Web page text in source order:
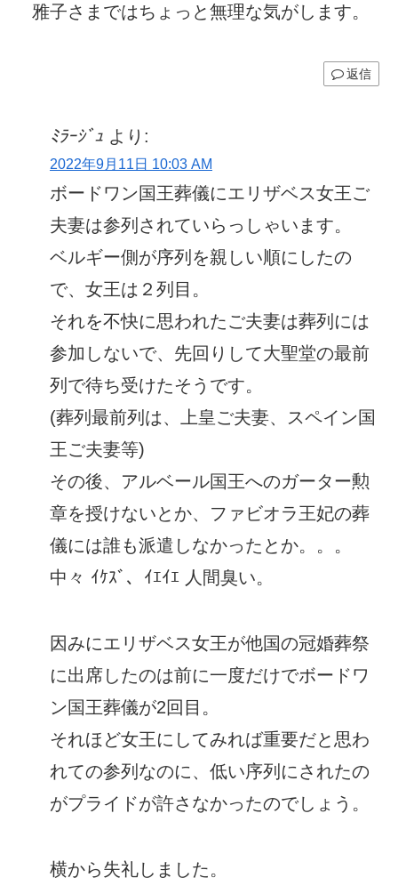
雅子さまではちょっと無理な気がします。
返信
ﾐﾗｰｼﾞｭ より:
2022年9月11日 10:03 AM
ボードワン国王葬儀にエリザベス女王ご
夫妻は参列されていらっしゃいます。
ベルギー側が序列を親しい順にしたの
で、女王は２列目。
それを不快に思われたご夫妻は葬列には
参加しないで、先回りして大聖堂の最前
列で待ち受けたそうです。
(葬列最前列は、上皇ご夫妻、スペイン国
王ご夫妻等)
その後、アルベール国王へのガーター勲
章を授けないとか、ファビオラ王妃の葬
儀には誰も派遣しなかったとか。。。
中々 ｲｹｽﾞ、ｲｴｲｴ 人間臭い。
因みにエリザベス女王が他国の冠婚葬祭
に出席したのは前に一度だけでボードワ
ン国王葬儀が2回目。
それほど女王にしてみれば重要だと思わ
れての参列なのに、低い序列にされたの
がプライドが許さなかったのでしょう。
横から失礼しました。